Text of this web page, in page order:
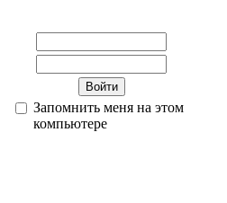
Запомнить меня на этом
компьютере